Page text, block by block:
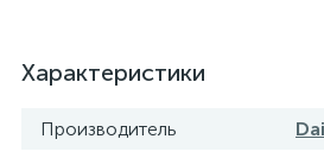
Характеристики
Производитель